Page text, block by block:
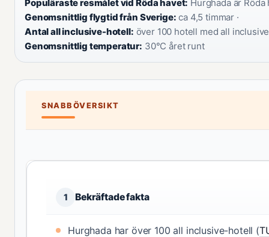
Populäraste resmålet vid Röda havet: Hurghada är Röda
Genomsnittlig flygtid från Sverige: ca 4,5 timmar ·
Antal all inclusive-hotell: över 100 hotell med all inclusive
Genomsnittlig temperatur: 30°C året runt
SNABBÖVERSIKT
1 Bekräftade fakta
Hurghada har över 100 all inclusive-hotell (